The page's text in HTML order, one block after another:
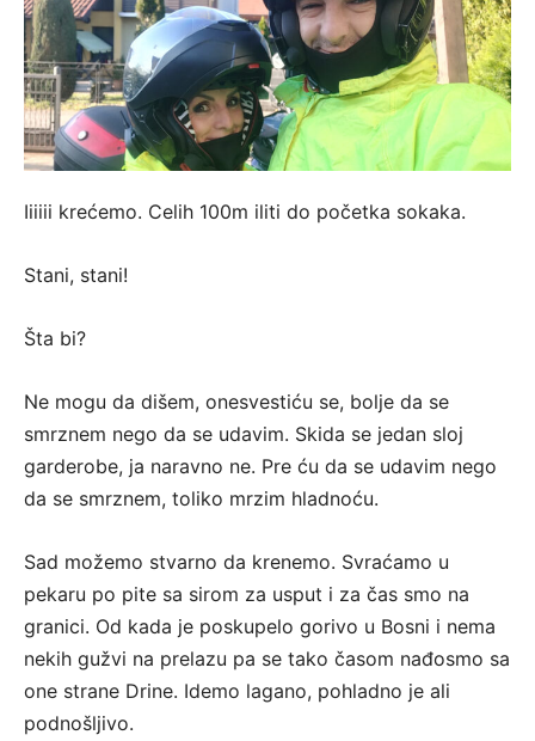
Iiiiii krećemo. Celih 100m iliti do početka sokaka.
Stani, stani!
Šta bi?
Ne mogu da dišem, onesvestiću se, bolje da se
smrznem nego da se udavim. Skida se jedan sloj
garderobe, ja naravno ne. Pre ću da se udavim nego
da se smrznem, toliko mrzim hladnoću.
Sad možemo stvarno da krenemo. Svraćamo u
pekaru po pite sa sirom za usput i za čas smo na
granici. Od kada je poskupelo gorivo u Bosni i nema
nekih gužvi na prelazu pa se tako časom nađosmo sa
one strane Drine. Idemo lagano, pohladno je ali
podnošljivo.